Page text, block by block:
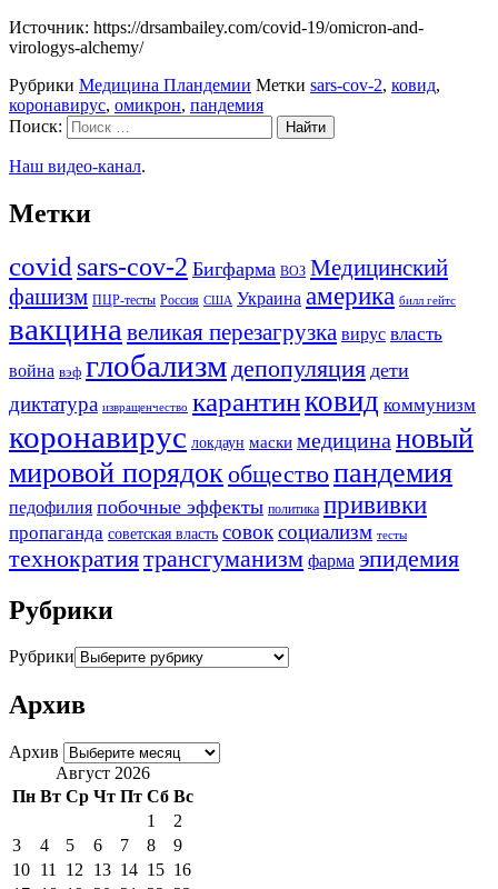
Источник: https://drsambailey.com/covid-19/omicron-and-
virologys-alchemy/
Рубрики Медицина Пландемии Метки sars-cov-2, ковид,
коронавирус, омикрон, пандемия
Поиск:
Наш видео-канал.
Метки
covid sars-cov-2 Бигфарма ВОЗ Медицинский
фашизм ПЦР-тесты Россия США Украина америка билл гейтс
вакцина великая перезагрузка вирус власть
война вэф глобализм депопуляция дети
диктатура извращенчество карантинковид коммунизм
коронавирус локдаун маски медицина новый
мировой порядок обществопандемия
педофилия побочные эффекты политика прививки
пропаганда советская власть совоксоциализм тесты
технократиятрансгуманизм фарма эпидемия
Рубрики
Рубрики
Архив
Архив
Август 2026
Пн Вт Ср Чт Пт Сб Вс
1
2
3
4 5 6 7 8
9
10 11 12 13 14 15 16